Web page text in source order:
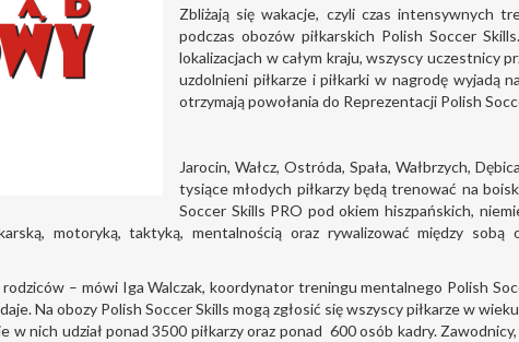
Zbliżają się wakacje, czyli czas intensywnych
podczas obozów piłkarskich Polish Soccer
lokalizacjach w całym kraju, wszyscy uczestnicy
uzdolnieni piłkarze i piłkarki w nagrodę wyjadą
otrzymają powołania do Reprezentacji Polish
Jarocin, Wałcz, Ostróda, Spała, Wałbrzych,
tysiące młodych piłkarzy będą trenować na
Soccer Skills PRO pod okiem hiszpańskich,
motoryką, taktyką, mentalnością oraz rywalizować między sobą
– mówi Iga Walczak, koordynator treningu mentalnego Polish
Na obozy Polish Soccer Skills mogą zgłosić się wszyscy piłkarze w
w nich udział ponad 3500 piłkarzy oraz ponad 600 osób kadry.